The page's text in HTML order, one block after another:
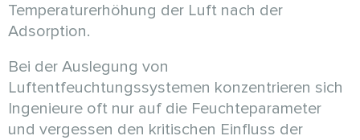
Temperaturerhöhung der Luft nach der
Adsorption.
Bei der Auslegung von
Luftentfeuchtungssystemen konzentrieren sich
Ingenieure oft nur auf die Feuchteparameter
und vergessen den kritischen Einfluss der